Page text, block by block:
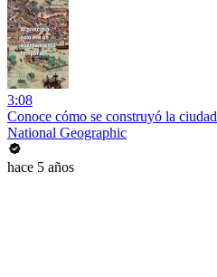
3:08
Conoce cómo se construyó la
National Geographic
hace 5 años